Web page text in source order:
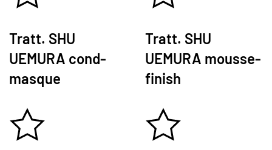
Tratt. SHU
UEMURA cond-
masque
Tratt. SHU
UEMURA mousse-
finish